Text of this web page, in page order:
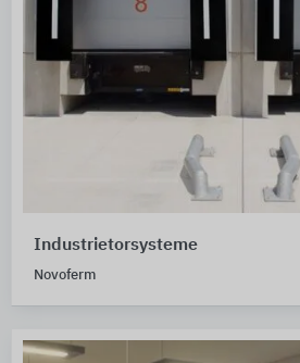
Industrietorsysteme
Novoferm